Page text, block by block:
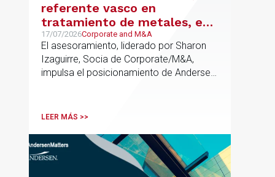
referente vasco en
tratamiento de metales, en
su venta a Mirai Investments
17/07/2026Corporate and M&A
El asesoramiento, liderado por Sharon
Izaguirre, Socia de Corporate/M&A,
impulsa el posicionamiento de Andersen
procesos estratégicos de M&A
LEER MÁS >>